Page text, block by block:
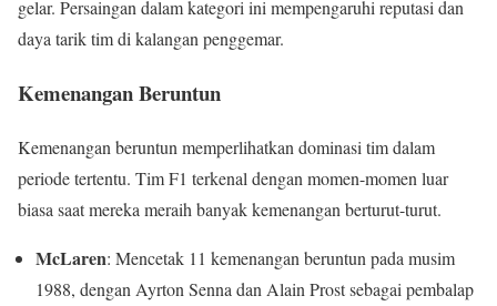
gelar. Persaingan dalam kategori ini mempengaruhi reputasi dan
daya tarik tim di kalangan penggemar.
Kemenangan Beruntun
Kemenangan beruntun memperlihatkan dominasi tim dalam
periode tertentu. Tim F1 terkenal dengan momen-momen luar
biasa saat mereka meraih banyak kemenangan berturut-turut.
McLaren: Mencetak 11 kemenangan beruntun pada musim
1988, dengan Ayrton Senna dan Alain Prost sebagai pembalap